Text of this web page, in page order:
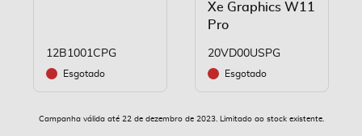
12B1001CPG
Esgotado
Xe Graphics W11
Pro
20VD00USPG
Esgotado
Campanha válida até 22 de dezembro de 2023. Limitado ao stock existente.